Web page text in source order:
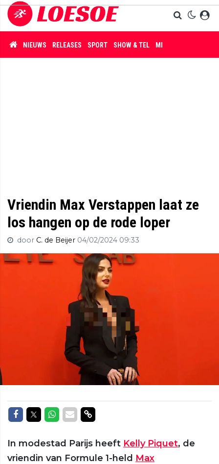
NIEUWS RELEASES SPORT SHOW & TEL MISDAAD
Vriendin Max Verstappen laat ze
los hangen op de rode loper
door C. de Beijer 04/02/2024 09:33
Delen op Facebook
Delen op Twitter
Delen op Whatsapp
Delen via Mail
Delen via link
In modestad Parijs heeft Kelly Piquet, de
vriendin van Formule 1-held Max